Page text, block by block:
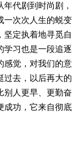
代剧到时尚剧，
一次次人生的蜕变
坚定执着地寻觅自
学习也是一段追逐
感觉，对我们的意
过去，以后再大的
别人更早、更勤奋
成功，它来自彻底